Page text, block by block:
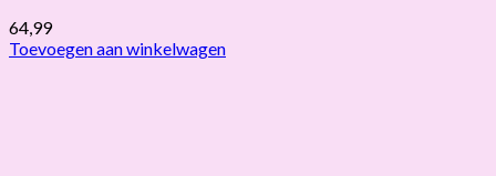
64,99
Toevoegen aan winkelwagen